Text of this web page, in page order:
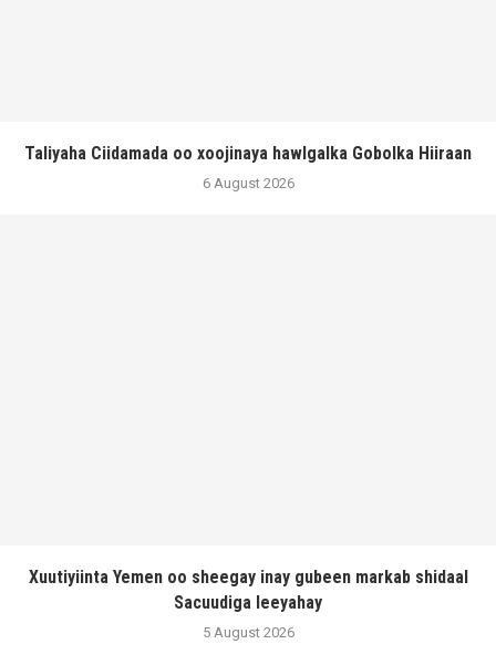
Taliyaha Ciidamada oo xoojinaya hawlgalka Gobolka Hiiraan
6 August 2026
Xuutiyiinta Yemen oo sheegay inay gubeen markab shidaal
Sacuudiga leeyahay
5 August 2026